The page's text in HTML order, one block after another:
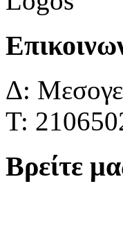
Δ:
Τ:
Βρείτε